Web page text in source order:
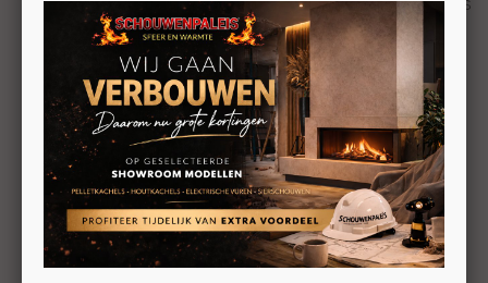
verkrijgbaar met een 4-zijdig kader. Hij is
toepasbaar in inbouwsituaties
Architectonisch vormgegeven liftdeurhaard
Ideaal toepasbaar bij inbouwsituaties
Slechts 44 cm inbouwdiepte
4-zijdig kader vormt zich symmetrisch rond het
vuurbeeld
Beschikbaar met een vermiculite, keramisch beton
en gietijzer interieur
Leverbaar met optie luchtbox; voor directe
buitenluchtaansluiting
Leverbaar met optie convectiemantel; die
restwarmte opvangt en met convectieslangen die
warmte geleid naar een uitblaasrooster om naast
gelegen ruimtes ook te verwarmen